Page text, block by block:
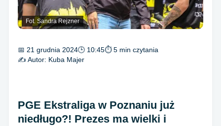
Fot. Sandra Rejzner
📅 21 grudnia 2024🕒 10:45⏱ 5 min czytania
✍️ Autor: Kuba Majer
PGE Ekstraliga w Poznaniu już
niedługo?! Prezes ma wielki i